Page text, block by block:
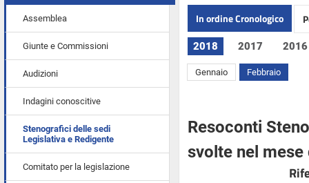
Assemblea
Giunte e Commissioni
Audizioni
Indagini conoscitive
Stenografici delle sedi
Legislativa e Redigente
Comitato per la legislazione
In ordine Cronologico
2018
Gennaio Febbraio
2017 2016
Resoconti
svolte nel